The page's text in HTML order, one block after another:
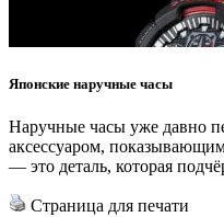
Японские наручные часы
Наручные часы уже давно
аксессуаром,
— это деталь, которая
Страница для печати